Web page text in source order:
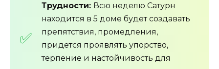
Трудности: Всю неделю Сатурн
находится в 5 доме будет создавать
препятствия, промедления,
придется проявлять упорство,
терпение и настойчивость для